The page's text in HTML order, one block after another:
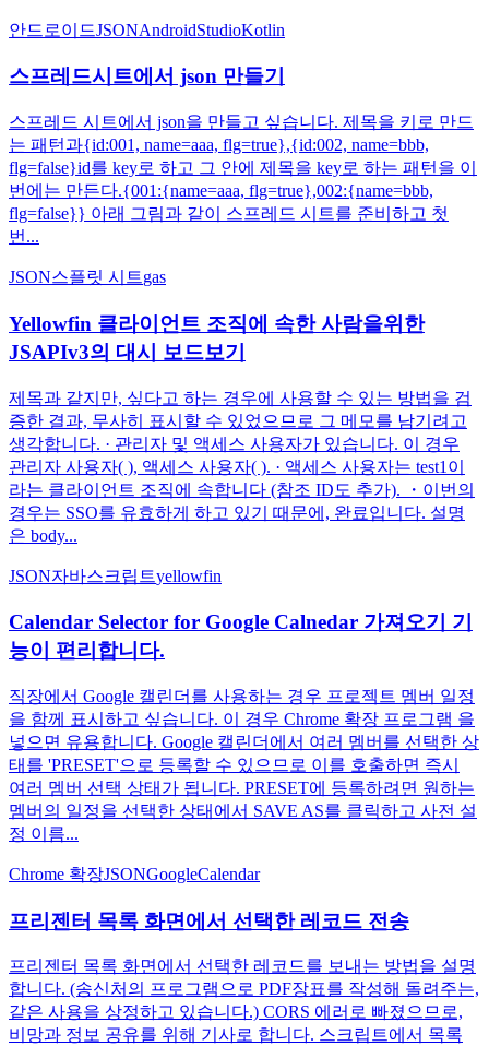
안드로이드JSONAndroidStudioKotlin
스프레드시트에서 json 만들기
스프레드 시트에서 json을 만들고 싶습니다. 제목을 키로 만드
는 패턴과{id:001, name=aaa, flg=true},{id:002, name=bbb,
flg=false}id를 key로 하고 그 안에 제목을 key로 하는 패턴을 이
번에는 만든다.{001:{name=aaa, flg=true},002:{name=bbb,
flg=false}} 아래 그림과 같이 스프레드 시트를 준비하고 첫
번...
JSON스플릿 시트gas
Yellowfin 클라이언트 조직에 속한 사람을위한
JSAPIv3의 대시 보드보기
제목과 같지만, 싶다고 하는 경우에 사용할 수 있는 방법을 검
증한 결과, 무사히 표시할 수 있었으므로 그 메모를 남기려고
생각합니다. · 관리자 및 액세스 사용자가 있습니다. 이 경우
관리자 사용자( ), 액세스 사용자( ). · 액세스 사용자는 test1이
라는 클라이언트 조직에 속합니다 (참조 ID도 추가). ・이번의
경우는 SSO를 유효하게 하고 있기 때문에, 완료입니다. 설명
은 body...
JSON자바스크립트yellowfin
Calendar Selector for Google Calnedar 가져오기 기
능이 편리합니다.
직장에서 Google 캘린더를 사용하는 경우 프로젝트 멤버 일정
을 함께 표시하고 싶습니다. 이 경우 Chrome 확장 프로그램 을
넣으면 유용합니다. Google 캘린더에서 여러 멤버를 선택한 상
태를 'PRESET'으로 등록할 수 있으므로 이를 호출하면 즉시
여러 멤버 선택 상태가 됩니다. PRESET에 등록하려면 원하는
멤버의 일정을 선택한 상태에서 SAVE AS를 클릭하고 사전 설
정 이름...
Chrome 확장JSONGoogleCalendar
프리젠터 목록 화면에서 선택한 레코드 전송
프리젠터 목록 화면에서 선택한 레코드를 보내는 방법을 설명
합니다. (송신처의 프로그램으로 PDF장표를 작성해 돌려주는,
같은 사용을 상정하고 있습니다.) CORS 에러로 빠졌으므로,
비망과 정보 공유를 위해 기사로 합니다. 스크립트에서 목록